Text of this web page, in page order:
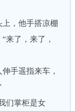
，他手搭凉棚
来了，来了，
手遥指来车，
们掌柜是女